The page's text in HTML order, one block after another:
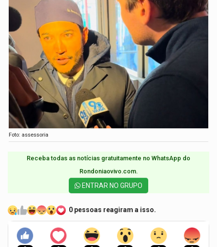
Foto: assessoria
Receba todas as notícias gratuitamente no WhatsApp do
Rondoniaovivo.com.​
ENTRAR NO GRUPO
0 pessoas reagiram a isso.